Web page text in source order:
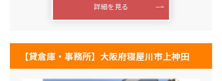
詳細を見る
【貸倉庫・事務所】大阪府寝屋川市上神田